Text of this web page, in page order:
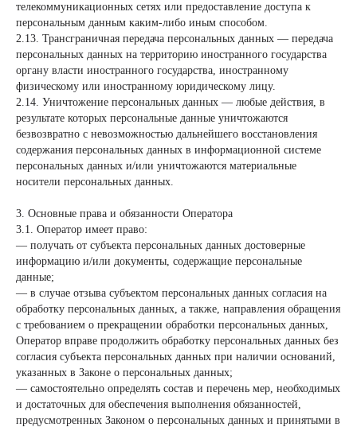
телекоммуникационных сетях или предоставление доступа к
персональным данным каким-либо иным способом.
2.13. Трансграничная передача персональных данных — передача
персональных данных на территорию иностранного государства
органу власти иностранного государства, иностранному
физическому или иностранному юридическому лицу.
2.14. Уничтожение персональных данных — любые действия, в
результате которых персональные данные уничтожаются
безвозвратно с невозможностью дальнейшего восстановления
содержания персональных данных в информационной системе
персональных данных и/или уничтожаются материальные
носители персональных данных.
3. Основные права и обязанности Оператора
3.1. Оператор имеет право:
— получать от субъекта персональных данных достоверные
информацию и/или документы, содержащие персональные
данные;
— в случае отзыва субъектом персональных данных согласия на
обработку персональных данных, а также, направления обращения
с требованием о прекращении обработки персональных данных,
Оператор вправе продолжить обработку персональных данных без
согласия субъекта персональных данных при наличии оснований,
указанных в Законе о персональных данных;
— самостоятельно определять состав и перечень мер, необходимых
и достаточных для обеспечения выполнения обязанностей,
предусмотренных Законом о персональных данных и принятыми в